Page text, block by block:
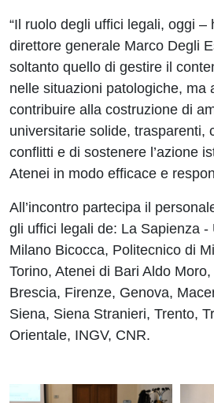
“Il ruolo degli uffici legali, oggi –
direttore generale Marco Degli
soltanto quello di gestire il
nelle situazioni patologiche, ma
contribuire alla costruzione di
universitarie solide, trasparenti,
conflitti e di sostenere l’azione
Atenei in modo efficace e
All’incontro partecipa il
gli uffici legali de: La Sapienza -
Milano Bicocca, Politecnico di
Torino, Atenei di Bari Aldo
Brescia, Firenze, Genova,
Siena, Siena Stranieri, Trento,
Orientale, INGV, CNR.